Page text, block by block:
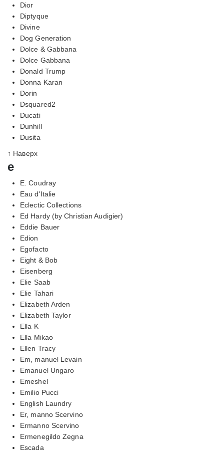
Dior
Diptyque
Divine
Dog Generation
Dolce & Gabbana
Dolce Gabbana
Donald Trump
Donna Karan
Dorin
Dsquared2
Ducati
Dunhill
Dusita
↑ Наверх
e
E. Coudray
Eau d'Italie
Eclectic Collections
Ed Hardy (by Christian Audigier)
Eddie Bauer
Edion
Egofacto
Eight & Bob
Eisenberg
Elie Saab
Elie Tahari
Elizabeth Arden
Elizabeth Taylor
Ella K
Ella Mikao
Ellen Tracy
Em, manuel Levain
Emanuel Ungaro
Emeshel
Emilio Pucci
English Laundry
Er, manno Scervino
Ermanno Scervino
Ermenegildo Zegna
Escada